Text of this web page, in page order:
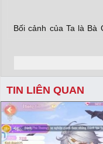
Bối cảnh của Ta là Bà
dáng vẻ muôn màu
triển kinh doanh của
chiến thuật của mình.
TIN LIÊN QUAN